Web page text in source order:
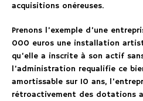
acquisitions onéreuses.
Prenons l’exemple d’une
000 euros une installation
qu’elle a inscrite à son actif
l’administration requalifie ce
amortissable sur 10 ans,
rétroactivement des dotations